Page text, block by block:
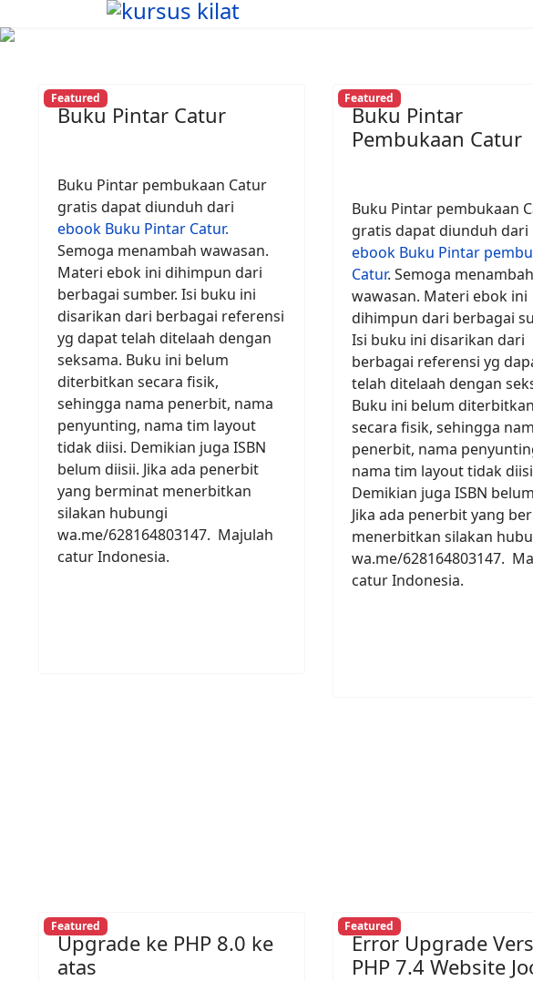
Featured
Buku Pintar Catur
Buku Pintar pembukaan Catur
gratis dapat diunduh dari
ebook Buku Pintar Catur.
Semoga menambah wawasan.
Materi ebok ini dihimpun dari
berbagai sumber. Isi buku ini
disarikan dari berbagai referensi
yg dapat telah ditelaah dengan
seksama. Buku ini belum
diterbitkan secara fisik,
sehingga nama penerbit, nama
penyunting, nama tim layout
tidak diisi. Demikian juga ISBN
belum diisii. Jika ada penerbit
yang berminat menerbitkan
silakan hubungi
wa.me/628164803147. Majulah
catur Indonesia.
Featured
Buku Pintar
Pembukaan Catur
Buku Pintar pembukaan
gratis dapat diunduh dari
ebook Buku Pintar
Catur. Semoga menambah
wawasan. Materi ebok ini
dihimpun dari berbagai
Isi buku ini disarikan dari
berbagai referensi yg
telah ditelaah dengan
Buku ini belum diterbitkan
secara fisik, sehingga
penerbit, nama
nama tim layout tidak
Demikian juga ISBN
Jika ada penerbit yang
menerbitkan silakan
wa.me/628164803147.
catur Indonesia.
Featured
Upgrade ke PHP 8.0 ke
atas
Featured
Error Upgrade
PHP 7.4 Website